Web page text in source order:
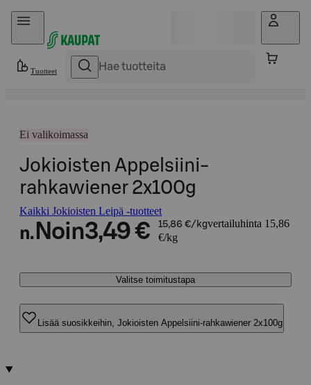
Hyppää sisältöön
Tuotteet
Ei valikoimassa
Jokioisten Appelsiini-
rahkawiener 2x100g
Kaikki Jokioisten Leipä -tuotteet
n. Noin3,49 € 15,86 €/kgvertailuhinta 15,86
€/kg
Valitse toimitustapa
Lisää suosikkeihin, Jokioisten Appelsiini-rahkawiener 2x100g